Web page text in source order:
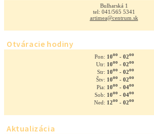
Bulharská 1
tel: 041/565 5341
artimea@centrum.sk
Otváracie hodiny
Pon: 10oo- 02oo
Utr: 10oo- 02oo
Str: 10oo- 02oo
Štv: 10oo- 02oo
Pia: 10oo- 04oo
Sob: 10oo- 04oo
Ned: 12oo- 02oo
Aktualizácia